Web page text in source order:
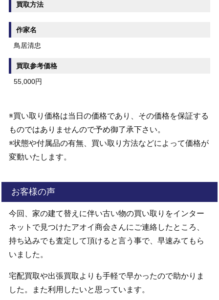
買取方法
作家名
鳥居清忠
買取参考価格
55,000円
※買い取り価格は当日の価格であり、その価格を保証する
ものではありませんので予め御了承下さい。
※状態や付属品の有無、買い取り方法などによって価格が
変動いたします。
お客様の声
今回、家の建て替えに伴い古い物の買い取りをインター
ネットで見つけたアオイ商会さんにご連絡したところ、
持ち込みでも査定して頂けると言う事で、早速みてもら
いました。
宅配買取や出張買取よりも手軽で早かったので助かりま
した。また利用したいと思っています。